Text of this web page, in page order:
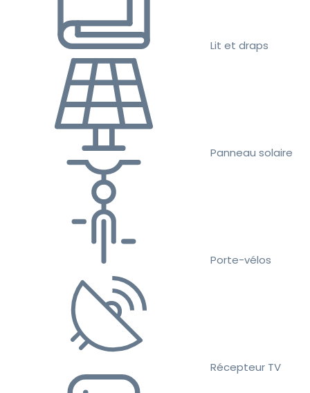
Lit et draps
Panneau solaire
Porte-vélos
Récepteur TV